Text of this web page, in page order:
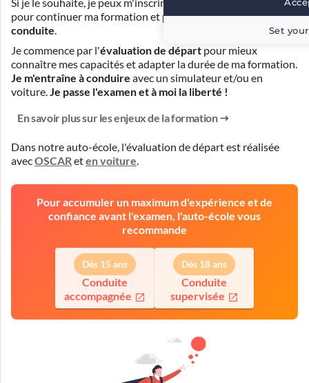
Si je le souhaite, je peux m'inscrire auprès de mon auto-école
pour continuer ma formation et prendre des cours de
conduite.
Je commence par l'évaluation de départ pour mieux
connaître mes capacités et adapter la durée de ma formation.
Je m'entraîne à conduire avec un simulateur et/ou en
voiture.Je passe l'examen et à moi la liberté !
En savoir plus sur les enjeux de la formation
Dans notre auto-école, l'évaluation de départ est réalisée
avecOSCAReten voiture.
Pour accumuler un maximum d'expérience et de
confiance avant l'examen, l'auto-école vous
recommande
Dès 15 ans
Conduite
accompagnée
Dès 18 ans
Conduite
supervisée
Set